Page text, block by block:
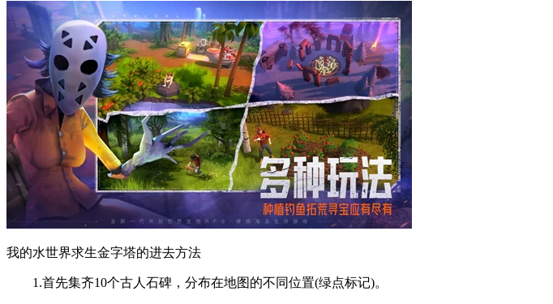
我的水世界求生金字塔的进去方法
1.首先集齐10个古人石碑，分布在地图的不同位置(绿点标记)。